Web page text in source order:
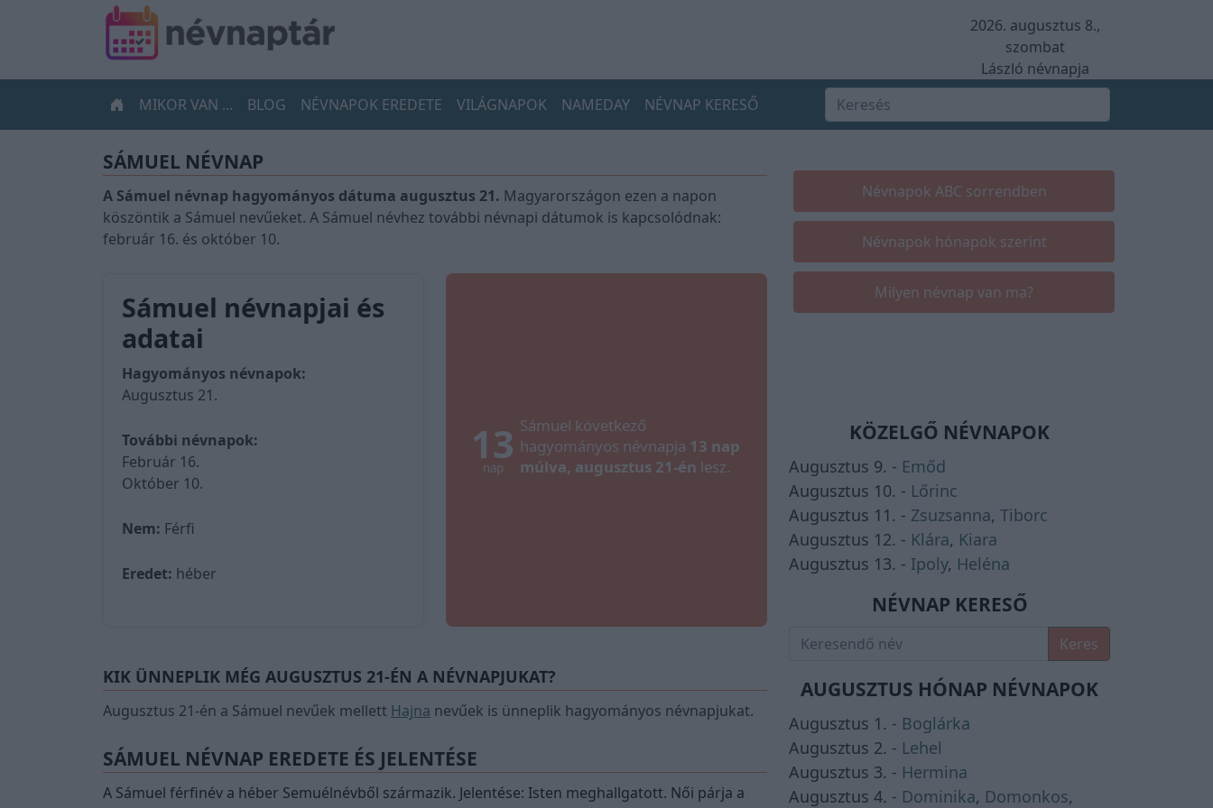
2026. augusztus 8.,
szombat
László névnapja
MIKOR VAN ...
BLOG NÉVNAPOK EREDETE VILÁGNAPOK NAMEDAY NÉVNAP KERESŐ
SÁMUEL NÉVNAP
A Sámuel névnap hagyományos dátuma augusztus 21. Magyarországon ezen a napon
köszöntik a Sámuel nevűeket. A Sámuel névhez további névnapi dátumok is kapcsolódnak:
február 16. és október 10.
Sámuel névnapjai és
adatai
Hagyományos névnapok:
Augusztus 21.
További névnapok:
Február 16.
Október 10.
Nem: Férfi
Eredet: héber
13
nap
Sámuel következő
hagyományos névnapja 13 nap
múlva, augusztus 21-én lesz.
KIK ÜNNEPLIK MÉG AUGUSZTUS 21-ÉN A NÉVNAPJUKAT?
Augusztus 21-én a Sámuel nevűek mellett Hajna nevűek is ünneplik hagyományos névnapjukat.
SÁMUEL NÉVNAP EREDETE ÉS JELENTÉSE
A Sámuel férfinév a héber Semuélnévből származik. Jelentése: Isten meghallgatott. Női párja a
Névnapok ABC sorrendben
Névnapok hónapok szerint
Milyen névnap van ma?
KÖZELGŐ NÉVNAPOK
Augusztus 9. - Emőd
Augusztus 10. - Lőrinc
Augusztus 11. - Zsuzsanna, Tiborc
Augusztus 12. - Klára, Kiara
Augusztus 13. - Ipoly, Heléna
NÉVNAP KERESŐ
Keres
AUGUSZTUS HÓNAP NÉVNAPOK
Augusztus 1. - Boglárka
Augusztus 2. - Lehel
Augusztus 3. - Hermina
Augusztus 4. - Dominika, Domonkos,